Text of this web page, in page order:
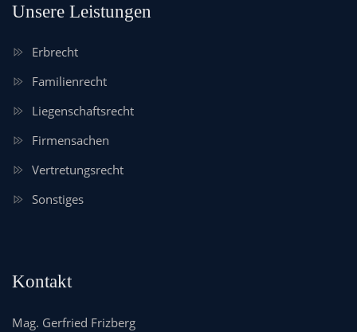
Unsere Leistungen
Erbrecht
Familienrecht
Liegenschaftsrecht
Firmensachen
Vertretungsrecht
Sonstiges
Kontakt
Mag. Gerfried Frizberg